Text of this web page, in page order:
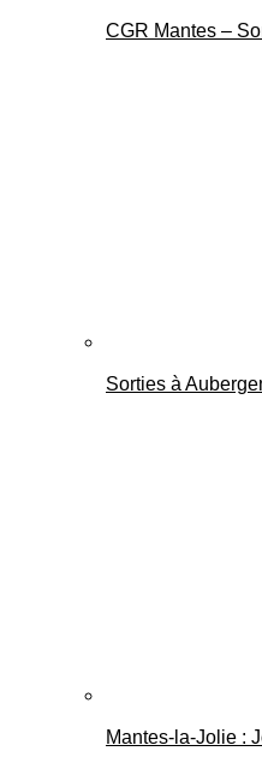
CGR Mantes –
Sorties à
Mantes-la-Jolie :